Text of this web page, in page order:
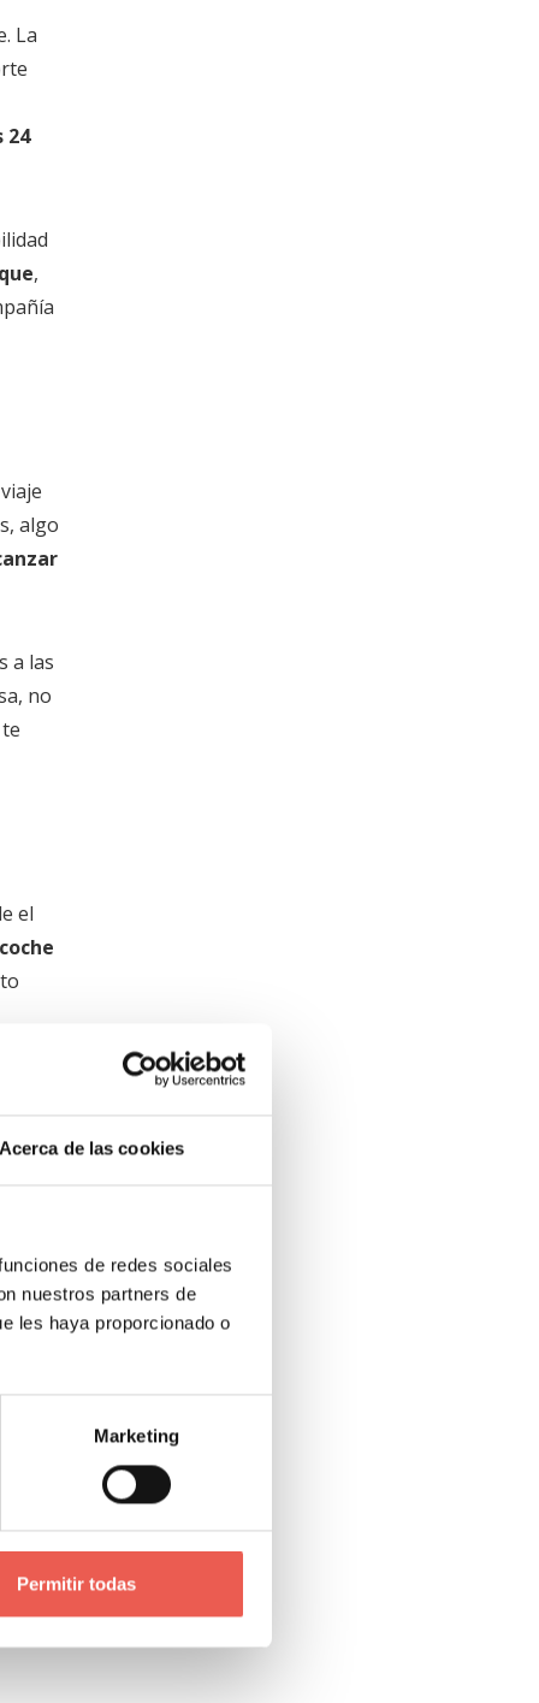
Acerca de las cookies
de redes sociales
nuestros partners de
les haya proporcionado o
Marketing
Permitir todas
La
24
,
algo
a las
no
el
de
el
una